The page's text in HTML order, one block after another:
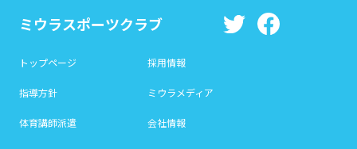
ミウラスポーツクラブ
トップページ
指導方針
体育講師派遣
採用情報
ミウラメディア
会社情報